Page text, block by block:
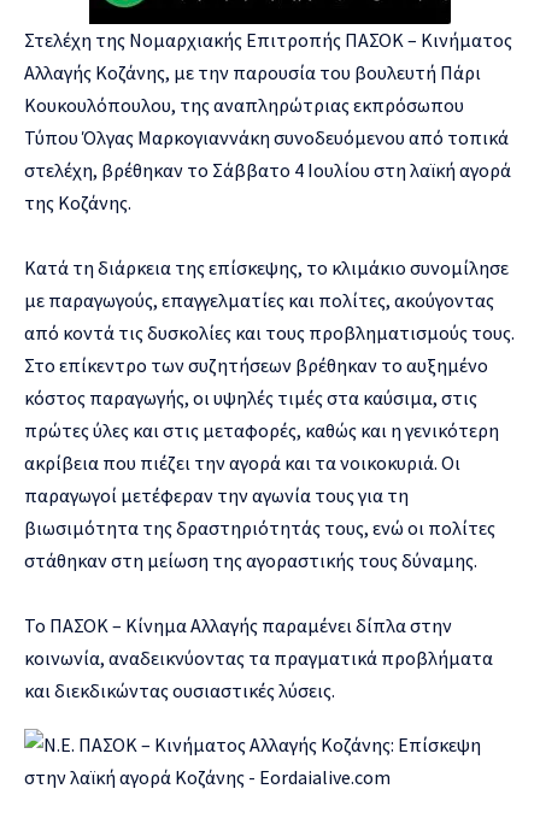
Στελέχη της Νομαρχιακής Επιτροπής ΠΑΣΟΚ – Κινήματος
Αλλαγής Κοζάνης, με την παρουσία του βουλευτή Πάρι
Κουκουλόπουλου, της αναπληρώτριας εκπρόσωπου
Τύπου Όλγας Μαρκογιαννάκη συνοδευόμενου από τοπικά
στελέχη, βρέθηκαν το Σάββατο 4 Ιουλίου στη λαϊκή αγορά
της Κοζάνης.
Κατά τη διάρκεια της επίσκεψης, το κλιμάκιο συνομίλησε
με παραγωγούς, επαγγελματίες και πολίτες, ακούγοντας
από κοντά τις δυσκολίες και τους προβληματισμούς τους.
Στο επίκεντρο των συζητήσεων βρέθηκαν το αυξημένο
κόστος παραγωγής, οι υψηλές τιμές στα καύσιμα, στις
πρώτες ύλες και στις μεταφορές, καθώς και η γενικότερη
ακρίβεια που πιέζει την αγορά και τα νοικοκυριά. Οι
παραγωγοί μετέφεραν την αγωνία τους για τη
βιωσιμότητα της δραστηριότητάς τους, ενώ οι πολίτες
στάθηκαν στη μείωση της αγοραστικής τους δύναμης.
Το ΠΑΣΟΚ – Κίνημα Αλλαγής παραμένει δίπλα στην
κοινωνία, αναδεικνύοντας τα πραγματικά προβλήματα
και διεκδικώντας ουσιαστικές λύσεις.